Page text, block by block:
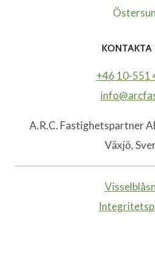
KONTAKTA
+46 10-551
A.R.C. Fastighetspartner
Växjö,